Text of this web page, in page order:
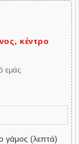
κέντρο
εμάς
γάμος (λεπτά)